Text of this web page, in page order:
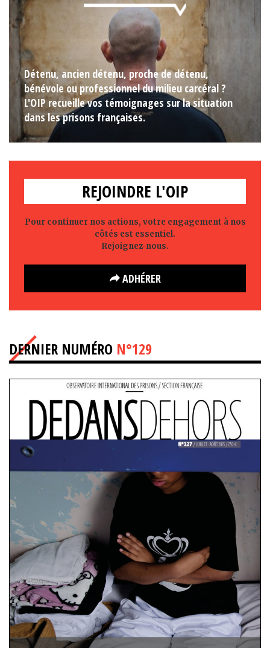
Détenu, ancien détenu, proche de détenu,
bénévole ou professionnel du milieu carcéral ?
L'OIP recueille vos témoignages sur la situation
dans les prisons françaises.
REJOINDRE L'OIP
Pour continuer nos actions, votre engagement à nos
côtés est essentiel.
Rejoignez-nous.
ADHÉRER
DERNIER NUMÉRO N°129